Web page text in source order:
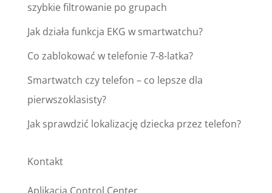
szybkie filtrowanie po grupach
Jak działa funkcja EKG w smartwatchu?
Co zablokować w telefonie 7-8-latka?
Smartwatch czy telefon – co lepsze dla
pierwszoklasisty?
Jak sprawdzić lokalizację dziecka przez telefon?
Kontakt